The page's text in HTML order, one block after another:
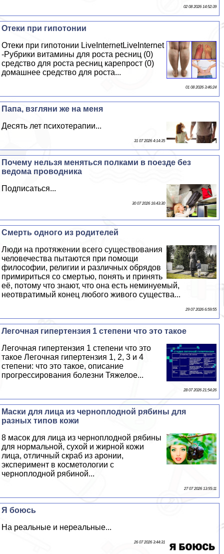
02 08 2026 14:52:39
Отеки при гипотонии
Отеки при гипотонии LiveInternetLiveInternet
-Рубрики витамины для роста ресниц (0)
средство для роста ресниц карепрост (0)
домашнее средство для роста...
01 08 2026 3:46:24
Папа, взгляни же на меня
Десять лет психотерапии...
31 07 2026 4:14:35
Почему нельзя меняться полками в поезде без
ведома проводника
Подписаться...
30 07 2026 16:43:30
Cмepть одного из родителей
Люди на протяжении всего существования
человечества пытаются при помощи
философии, религии и различных обрядов
примириться со cмepтью, понять и принять
её, потому что знают, что она есть неминуемый,
неотвратимый конец любого живого существа...
29 07 2026 6:59:55
Легочная гипертензия 1 степени что это такое
Легочная гипертензия 1 степени что это
такое Легочная гипертензия 1, 2, 3 и 4
степени: что это такое, описание
прогрессирования болезни Тяжелое...
28 07 2026 21:54:26
Маски для лица из черноплодной рябины для
разных типов кожи
8 масок для лица из черноплодной рябины
для нормальной, сухой и жирной кожи
лица, отличный скраб из аронии,
эксперимент в косметологии с
черноплодной рябиной...
27 07 2026 13:55:11
Я боюсь
На реальные и нереальные...
26 07 2026 3:44:31